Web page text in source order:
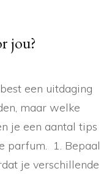
jou?
een uitdaging
maar welke
je een aantal tips
parfum. 1. Bepaal
je verschillende